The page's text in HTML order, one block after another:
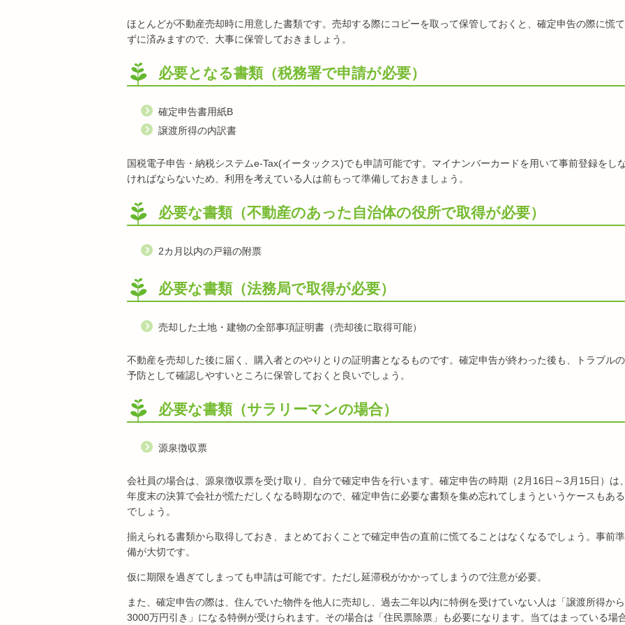
ほとんどが不動産売却時に用意した書類です。売却する際にコピーを取って保管しておくと、確定申告の際に慌て
ずに済みますので、大事に保管しておきましょう。
必要となる書類（税務署で申請が必要）
確定申告書用紙B
譲渡所得の内訳書
国税電子申告・納税システムe-Tax(イータックス)でも申請可能です。マイナンバーカードを用いて事前登録をし
ければならないため、利用を考えている人は前もって準備しておきましょう。
必要な書類（不動産のあった自治体の役所で取得が必要）
2カ月以内の戸籍の附票
必要な書類（法務局で取得が必要）
売却した土地・建物の全部事項証明書（売却後に取得可能）
不動産を売却した後に届く、購入者とのやりとりの証明書となるものです。確定申告が終わった後も、トラブルの
予防として確認しやすいところに保管しておくと良いでしょう。
必要な書類（サラリーマンの場合）
源泉徴収票
会社員の場合は、源泉徴収票を受け取り、自分で確定申告を行います。確定申告の時期（2月16日～3月15日）は
年度末の決算で会社が慌ただしくなる時期なので、確定申告に必要な書類を集め忘れてしまうというケースもある
でしょう。
揃えられる書類から取得しておき、まとめておくことで確定申告の直前に慌てることはなくなるでしょう。事前準
備が大切です。
仮に期限を過ぎてしまっても申請は可能です。ただし延滞税がかかってしまうので注意が必要。
また、確定申告の際は、住んでいた物件を他人に売却し、過去二年以内に特例を受けていない人は「譲渡所得から
3000万円引き」になる特例が受けられます。その場合は「住民票除票」も必要になります。当てはまっている場